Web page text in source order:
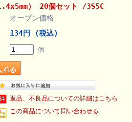
） 20個セット /3S5C
オープン価格
134円 (税込)
個
返品、不良品についての詳細はこちら
この商品について問い合わせる